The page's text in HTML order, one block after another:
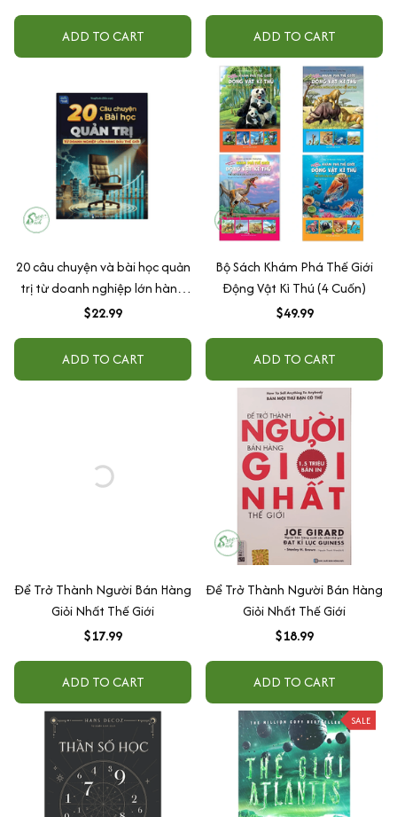
ADD TO CART ADD TO CART
20 câu chuyện và bài học quản
trị từ doanh nghiệp lớn hàng
đầu thế giới
$22.99
ADD TO CART
Bộ Sách Khám Phá Thế Giới
Động Vật Kì Thú (4 Cuốn)
$49.99
ADD TO CART
Để Trở Thành Người Bán Hàng
Giỏi Nhất Thế Giới
$17.99
ADD TO CART
Để Trở Thành Người Bán Hàng
Giỏi Nhất Thế Giới
$18.99
ADD TO CART
SALE